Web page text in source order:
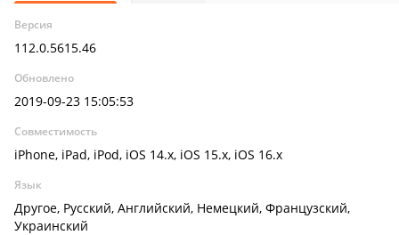
Версия
112.0.5615.46
Обновлено
2019-09-23 15:05:53
Совместимость
iPhone, iPad, iPod, iOS 14.x, iOS 15.x, iOS 16.x
Язык
Другое, Русский, Английский, Немецкий, Французский,
Украинский